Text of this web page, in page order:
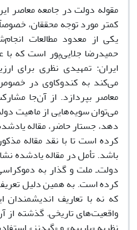
مقوله دولت در جامعه معاصر
کمتر مورد توجه محققان،
یکى از معدود مطالعات
حمیدرضا جلایى‌پور است که
ایران: تمهیدى نظرى براى
مى‌کند به کندوکاوى در
معاصر بپردازد. از آن‌جا
مى‌توان سویه‌هایى از ماهیت
دهد، جستار حاضر، مقاله
کرده است تا با نقد مقاله
باشد. تأمل در مقاله یادشده
دولت‌ـ ملت و گذار به
کرده است. به همین دلیل
که نه با تعاریف
واقعیت‌هاى تاریخى. گذشته از